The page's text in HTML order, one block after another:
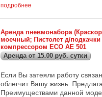
подробнее
Аренда пневмонабора
моечный; Пистолет д/
компрессором ECO AE 501
Аренда от 15.00 руб. сутки
Если Вы затеяли работу
облегчит Вашу жизнь.
Преимуществами данной